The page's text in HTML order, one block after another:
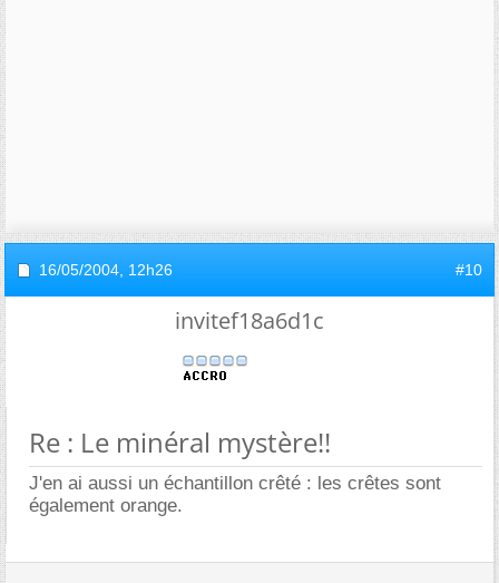
16/05/2004, 12h26 #10
invitef18a6d1c
Re : Le minéral mystère!!
J'en ai aussi un échantillon crêté : les crêtes sont
également orange.